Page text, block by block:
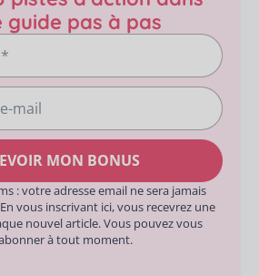
pas à pas
MON BONUS
: votre adresse email ne sera jamais
vous inscrivant ici, vous recevrez une
nouvel article. Vous pouvez vous
à tout moment.